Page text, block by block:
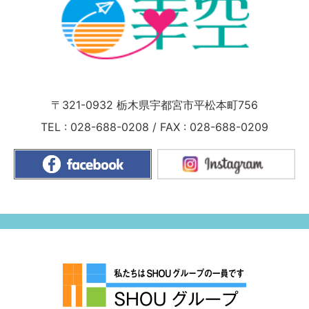
〒321-0932 栃木県宇都宮市平松本町756
TEL : 028-688-0208 / FAX : 028-688-0209